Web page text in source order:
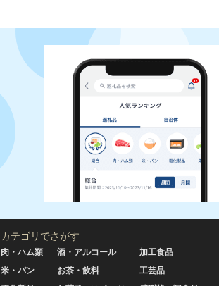
カテゴリでさがす
肉・ハム類
米・パン
酒・アルコール
お茶・飲料
加工食品
工芸品